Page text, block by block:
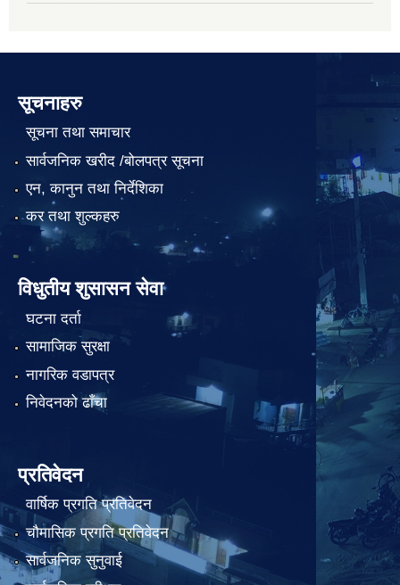
सूचनाहरु
सूचना तथा समाचार
सार्वजनिक खरीद /बोलपत्र सूचना
एन, कानुन तथा निर्देशिका
कर तथा शुल्कहरु
विधुतीय शुसासन सेवा
घटना दर्ता
सामाजिक सुरक्षा
नागरिक वडापत्र
निवेदनको ढाँचा
प्रतिवेदन
वार्षिक प्रगति प्रतिवेदन
चौमासिक प्रगति प्रतिवेदन
सार्वजनिक सुनुवाई